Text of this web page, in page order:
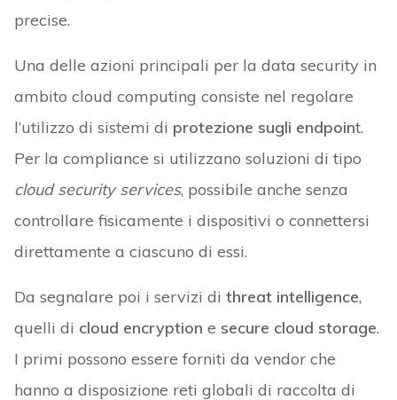
precise.
Una delle azioni principali per la data security in
ambito cloud computing consiste nel regolare
l’utilizzo di sistemi di protezione sugli endpoint.
Per la compliance si utilizzano soluzioni di tipo
cloud security services, possibile anche senza
controllare fisicamente i dispositivi o connettersi
direttamente a ciascuno di essi.
Da segnalare poi i servizi di threat intelligence,
quelli di cloud encryption e secure cloud storage.
I primi possono essere forniti da vendor che
hanno a disposizione reti globali di raccolta di